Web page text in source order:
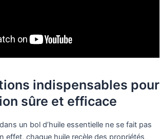
indispensables pour
sûre et efficace
un bol d’huile essentielle ne se fait pas
effet, chaque huile recèle des propriétés